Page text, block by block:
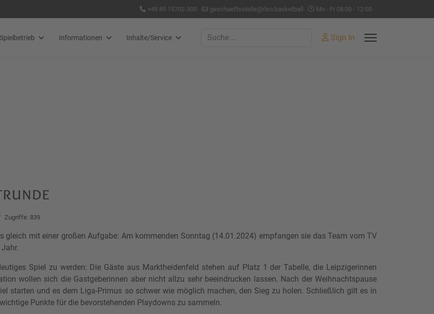
+49 89 15702-300 geschaeftsstelle@rlso.basketball Mo - Fr 08:00 - 12:00
Spielbetrieb Informationen Inhalte/Service Suchen Sign In
Zugriffe: 839
gleich mit einer großen Aufgabe: Am kommenden Sonntag (14.01.2024) empfangen sie das Team vom TV
Spiel zu werden: Die Gäste aus Marktheidenfeld stehen auf Platz 1 der Tabelle, die Leipzigerinnen
wollen sich die Gastgeberinnen aber nicht allzu sehr beeindrucken lassen. Nach der Weihnachtspause
starten und es dem Liga-Primus so schwer wie möglich machen, den Sieg zu holen. Schließlich gilt es in
Punkte für die bevorstehenden Playdowns zu sammeln.